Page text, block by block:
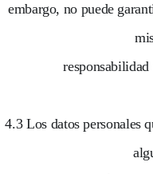
embargo, no puede
4.3 Los datos personales